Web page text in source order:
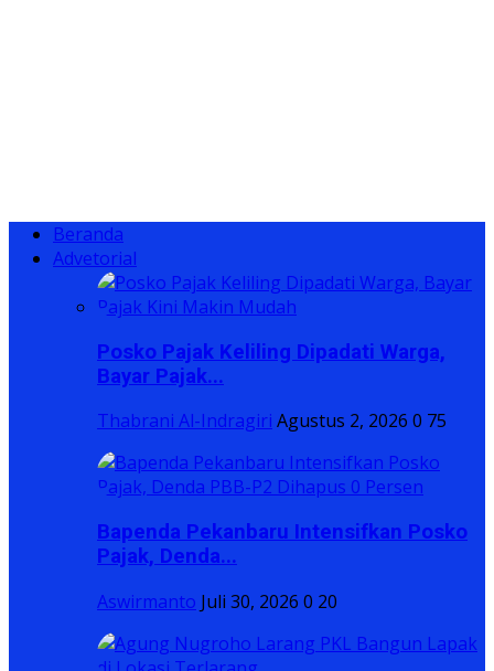
Beranda
Advetorial
Posko Pajak Keliling Dipadati Warga,
Bayar Pajak...
Thabrani Al-Indragiri Agustus 2, 2026 0 75
Bapenda Pekanbaru Intensifkan Posko
Pajak, Denda...
Aswirmanto Juli 30, 2026 0 20